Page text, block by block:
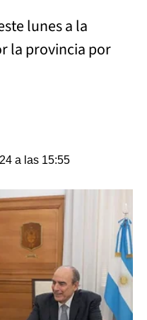
lunes a la
la provincia por
a las 15:55